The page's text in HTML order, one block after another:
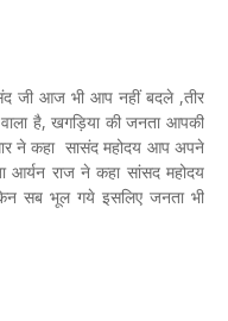
जी आज भी आप नहीं बदले ,तीर
है, खगड़िया की जनता आपकी
ने कहा सासंद महोदय आप अपने
आर्यन राज ने कहा सांसद महोदय
सब भूल गये इसलिए जनता भी